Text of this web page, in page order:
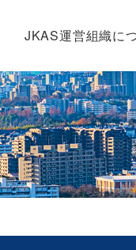
JKAS運営組織に
JKAS運営メン